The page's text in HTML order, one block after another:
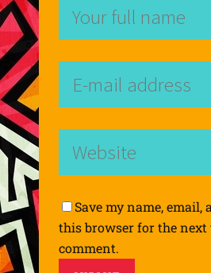
Save my name, email,
this browser for the next
comment.